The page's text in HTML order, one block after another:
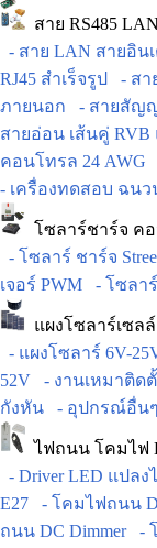
สาย RS485
- สาย LAN สายอิน
RJ45 สำเร็จรูป
- ส
ภายนอก
- สายสัญ
สายอ่อน เส้นคู่ RVB
คอนโทรล 24 AWG
- เครื่องทดสอบ ฉนว
โซลาร์ชาร์จ ค
- โซลาร์ ชาร์จ
เจอร์ PWM
- โซลา
แผงโซลาร์เซลล์
- แผงโซลาร์ 6V-
52V
- งานเหมาติด
กังหัน
- อุปกรณ์อื่นๆ
ไฟถนน โคมไฟ
- Driver LED แปลง
E27
- โคมไฟถนน
ถนน DC Dimmer
-